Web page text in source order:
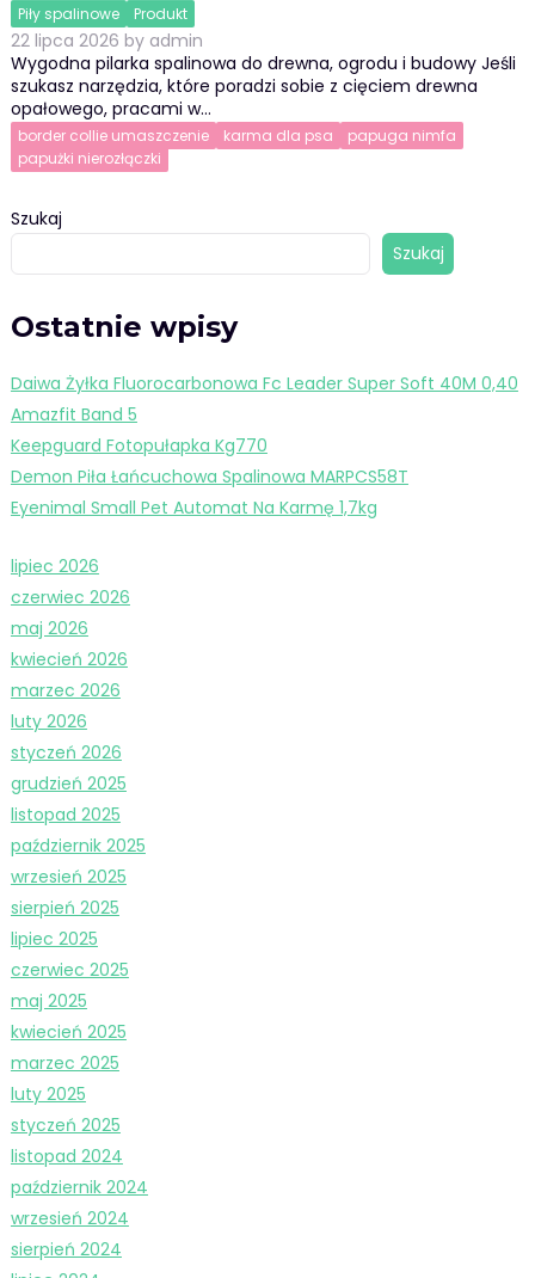
Piły spalinowe Produkt
22 lipca 2026 by admin
Wygodna pilarka spalinowa do drewna, ogrodu i budowy Jeśli
szukasz narzędzia, które poradzi sobie z cięciem drewna
opałowego, pracami w…
border collie umaszczenie karma dla psa
papuga nimfa
papużki nierozłączki
Szukaj
Szukaj
Ostatnie wpisy
Daiwa Żyłka Fluorocarbonowa Fc Leader Super Soft 40M 0,40
Amazfit Band 5
Keepguard Fotopułapka Kg770
Demon Piła Łańcuchowa Spalinowa MARPCS58T
Eyenimal Small Pet Automat Na Karmę 1,7kg
lipiec 2026
czerwiec 2026
maj 2026
kwiecień 2026
marzec 2026
luty 2026
styczeń 2026
grudzień 2025
listopad 2025
październik 2025
wrzesień 2025
sierpień 2025
lipiec 2025
czerwiec 2025
maj 2025
kwiecień 2025
marzec 2025
luty 2025
styczeń 2025
listopad 2024
październik 2024
wrzesień 2024
sierpień 2024